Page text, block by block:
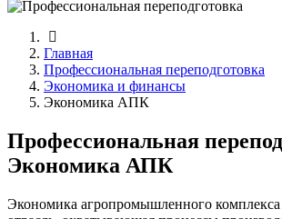
Главная
Профессиональная переподготовка
Экономика и финансы
Экономика АПК
Профессиональная
Экономика АПК
Экономика агропромышленного